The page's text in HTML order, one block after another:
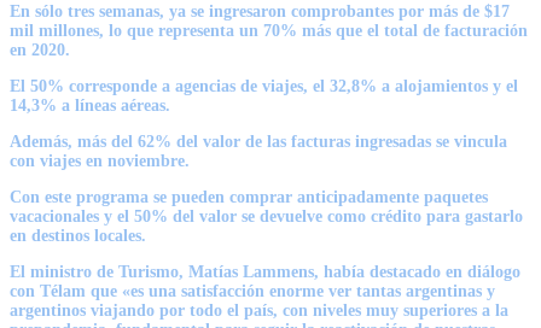
En sólo tres semanas, ya se ingresaron comprobantes por más de $17
mil millones, lo que representa un 70% más que el total de facturación
en 2020.
El 50% corresponde a agencias de viajes, el 32,8% a alojamientos y el
14,3% a líneas aéreas.
Además, más del 62% del valor de las facturas ingresadas se vincula
con viajes en noviembre.
Con este programa se pueden comprar anticipadamente paquetes
vacacionales y el 50% del valor se devuelve como crédito para gastarlo
en destinos locales.
El ministro de Turismo, Matías Lammens, había destacado en diálogo
con Télam que «es una satisfacción enorme ver tantas argentinas y
argentinos viajando por todo el país, con niveles muy superiores a la